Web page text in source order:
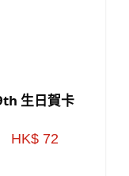
生日賀卡
HK$ 72